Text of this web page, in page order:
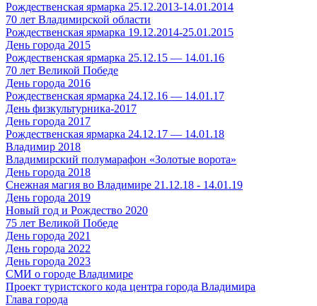
Рождественская ярмарка 25.12.2013-14.01.2014
70 лет Владимирской области
Рождественская ярмарка 19.12.2014-25.01.2015
День города 2015
Рождественская ярмарка 25.12.15 — 14.01.16
70 лет Великой Победе
День города 2016
Рождественская ярмарка 24.12.16 — 14.01.17
День физкультурника-2017
День города 2017
Рождественская ярмарка 24.12.17 — 14.01.18
Владимир 2018
Владимирский полумарафон «Золотые ворота»
День города 2018
Снежная магия во Владимире 21.12.18 - 14.01.19
День города 2019
Новый год и Рождество 2020
75 лет Великой Победе
День города 2021
День города 2022
День города 2023
СМИ о городе Владимире
Проект туристского кода центра города Владимира
Глава города